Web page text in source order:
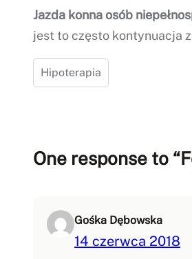
Jazda konna osób
jest to często kontynuacja
Hipoterapia
One response to
Gośka Dębowska
14 czerwca 2018